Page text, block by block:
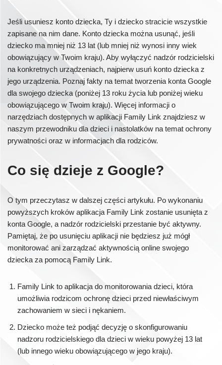
Jeśli usuniesz konto dziecka, Ty i dziecko stracicie wszystkie
zapisane na nim dane. Konto dziecka można usunąć, jeśli
dziecko ma mniej niż 13 lat (lub mniej niż wynosi inny wiek
obowiązujący w Twoim kraju). Aby wyłączyć nadzór rodzicielski
na konkretnych urządzeniach, najpierw usuń konto dziecka z
jego urządzenia. Poznaj fakty na temat tworzenia konta Google
dla swojego dziecka (poniżej 13 roku życia lub poniżej wieku
obowiązującego w Twoim kraju). Więcej informacji o
narzędziach dostępnych w aplikacji Family Link znajdziesz w
naszym przewodniku dla dzieci i nastolatków na temat ochrony
prywatności oraz w informacjach dla rodziców.
Co się dzieje z Google?
O tym przeczytasz w dalszej części artykułu. Po wykonaniu
powyższych kroków aplikacja Family Link zostanie usunięta z
konta Google, a nadzór rodzicielski przestanie być aktywny.
Pamiętaj, że po usunięciu aplikacji nie będziesz już mógł
monitorować ani zarządzać aktywnością online swojego
dziecka za pomocą Family Link.
Family Link to aplikacja do monitorowania dzieci, która
umożliwia rodzicom ochronę dzieci przed niewłaściwym
zachowaniem w sieci i nękaniem.
Dziecko może też podjąć decyzję o skonfigurowaniu
nadzoru rodzicielskiego dla dzieci w wieku powyżej 13 lat
(lub innego wieku obowiązującego w jego kraju).